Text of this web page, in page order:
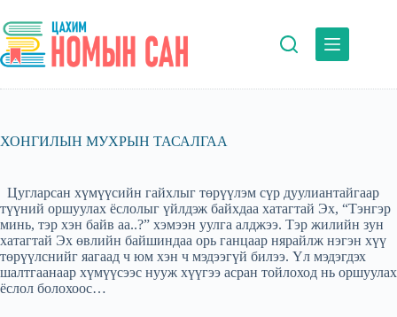
to
content
ХОНГИЛЫН МУХРЫН ТАСАЛГАА
Цугларсан хүмүүсийн гайхлыг төрүүлэм сүр дуулиантайгаар
түүний оршуулах ёслолыг үйлдэж байхдаа хатагтай Эх, “Тэнгэр
минь, тэр хэн байв аа..?” хэмээн уулга алджээ. Тэр жилийн зун
хатагтай Эх өвлийн байшиндаа орь ганцаар нярайлж нэгэн хүү
төрүүлснийг яагаад ч юм хэн ч мэдээгүй билээ. Үл мэдэгдэх
шалтгаанаар хүмүүсээс нууж хүүгээ асран тойлоход нь оршуулах
ёслол болохоос…